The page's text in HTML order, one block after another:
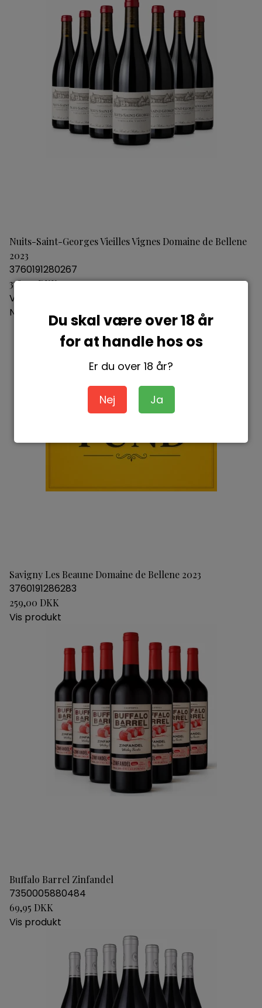
Du skal være over 18 år
for at handle hos os
Er du over 18 år?
Nej Ja
Nuits-Saint-Georges Vieilles Vignes Domaine de Bellene
2023
3760191280267
378,00 DKK
Vis produkt
Nyhed
Savigny Les Beaune Domaine de Bellene 2023
3760191286283
259,00 DKK
Vis produkt
Buffalo Barrel Zinfandel
7350005880484
69,95 DKK
Vis produkt